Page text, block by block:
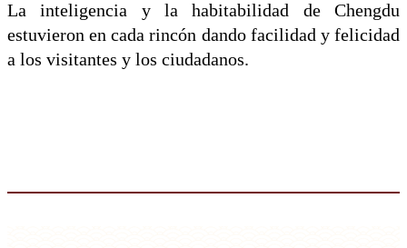
La inteligencia y la habitabilidad de Chengdu
estuvieron en cada rincón dando facilidad y felicidad
a los visitantes y los ciudadanos.